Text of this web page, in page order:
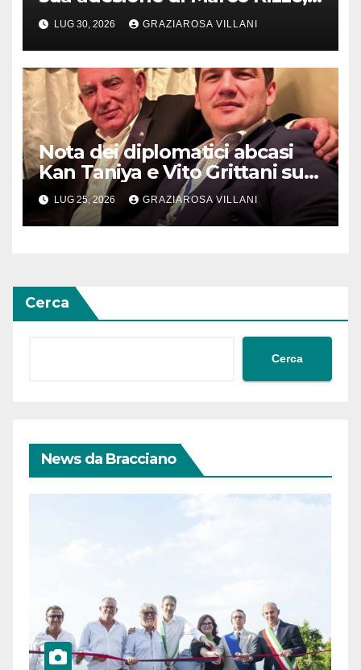
nel rispetto delle decisioni
del 1° Congress
LUG 30, 2026 GRAZIAROSA VILLANI
Nota dei diplomatici abcasi
Kan Taniya e Vito Grittani su
cosiddetto “ritiro
riconoscimento” di Abcasia e
Ossezia del Sud da parte della
LUG 25, 2026 GRAZIAROSA VILLANI
Cerca
Cerca
News da Bracciano